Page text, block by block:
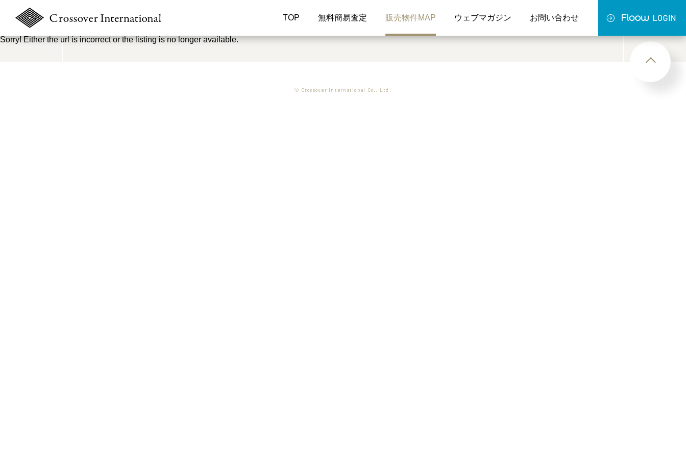
TOP 無料簡易査定 販売物件MAP ウェブマガジン お問い合わせ
Sorry! Either the url is incorrect or the listing is no longer available.
© Crossover International Co., Ltd.